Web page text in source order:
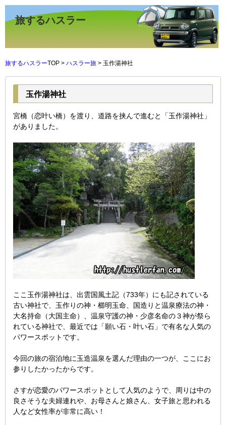
旅するハスラー
旅するハスラーTOP > ハスラー旅 > 玉作湯神社
玉作湯神社
宮橋（恋叶い橋）を渡り、道路を挟んで進むと「玉作湯神社」
がありました。
ここ玉作湯神社は、出雲国風土記（733年）にも記されている
古い神社で、玉作りの神・櫛明玉命、国造りと温泉療法の神・
大名持命（大国主命）、温泉守護の神・少彦名命の３神が祭ら
れている神社で、最近では「願い石・叶い石」で有名な人気の
パワースポットです。
今回の旅の宿泊地に玉造温泉を選んだ理由の一つが、ここにお
参りしたかったからです。
さすが恋愛のパワースポットとして人気のようで、周りは中の
良さそうな夫婦連れや、お母さんと娘さん、女子旅と思われる
人など女性率が非常に高い！